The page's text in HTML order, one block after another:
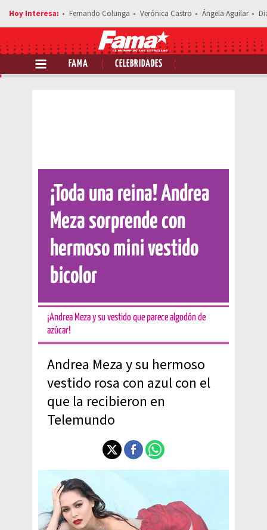
Fernando Colunga Verónica Castro Ángela Aguilar
FAMA CELEBRIDADES
Comparte esta noticia
¡Toda una reina! Andrea
Meza sorprende con
hermoso mini vestido
bicolor
¡Andrea Meza y su vestido que parece algodón de
azúcar!
Andrea Meza y su hermoso
vestido rosa con azul con el
que la recibieron en
Telemundo